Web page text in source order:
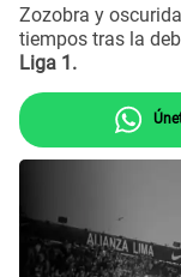
Zozobra y
tiempos tras la
Liga 1.